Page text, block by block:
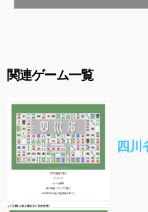
関連ゲーム一覧
四川